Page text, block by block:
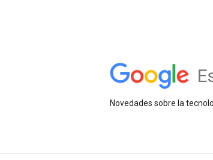
Novedades sobre la